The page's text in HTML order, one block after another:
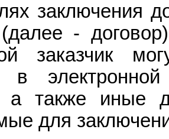
заключения
(далее -
заказчик
в
а также иные
для